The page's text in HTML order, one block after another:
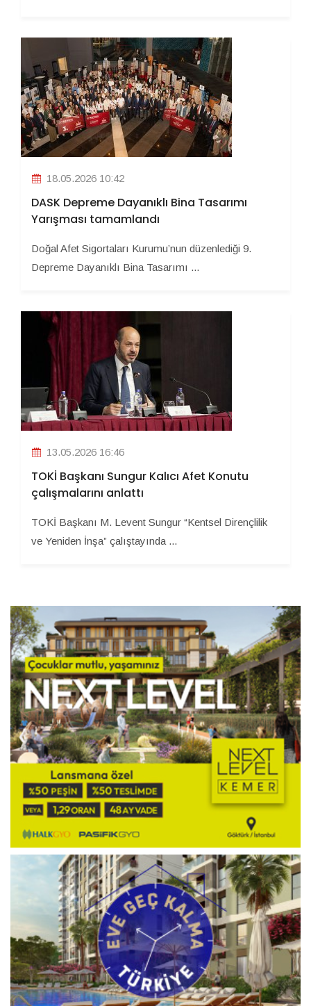
18.05.2026 10:42
DASK Depreme Dayanıklı Bina Tasarımı
Yarışması tamamlandı
Doğal Afet Sigortaları Kurumu’nun düzenlediği 9.
Depreme Dayanıklı Bina Tasarımı ...
13.05.2026 16:46
TOKİ Başkanı Sungur Kalıcı Afet Konutu
çalışmalarını anlattı
TOKİ Başkanı M. Levent Sungur “Kentsel Dirençlilik
ve Yeniden İnşa” çalıştayında ...